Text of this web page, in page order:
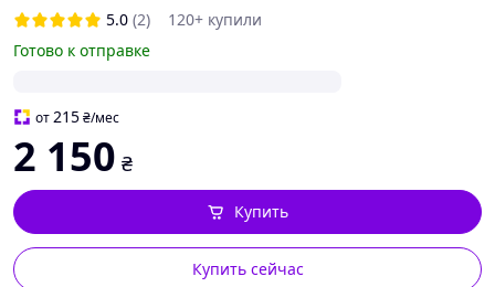
5.0 (2)
120+ купили
Готово к отправке
от215₴/мес
2 150 ₴
Купить сейчас
Купить